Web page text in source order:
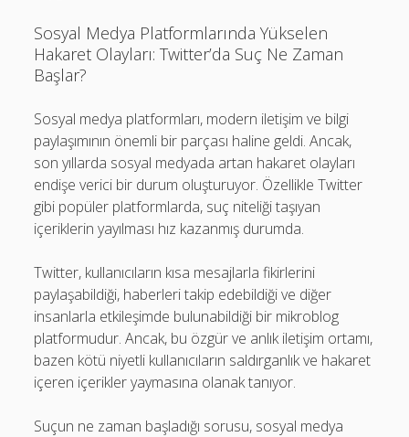
Sosyal Medya Platformlarında Yükselen
Hakaret Olayları: Twitter’da Suç Ne Zaman
Başlar?
Sosyal medya platformları, modern iletişim ve bilgi
paylaşımının önemli bir parçası haline geldi. Ancak,
son yıllarda sosyal medyada artan hakaret olayları
endişe verici bir durum oluşturuyor. Özellikle Twitter
gibi popüler platformlarda, suç niteliği taşıyan
içeriklerin yayılması hız kazanmış durumda.
Twitter, kullanıcıların kısa mesajlarla fikirlerini
paylaşabildiği, haberleri takip edebildiği ve diğer
insanlarla etkileşimde bulunabildiği bir mikroblog
platformudur. Ancak, bu özgür ve anlık iletişim ortamı,
bazen kötü niyetli kullanıcıların saldırganlık ve hakaret
içeren içerikler yaymasına olanak tanıyor.
Suçun ne zaman başladığı sorusu, sosyal medya